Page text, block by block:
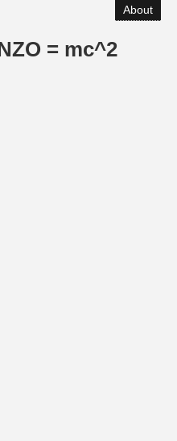
About
= mc^2